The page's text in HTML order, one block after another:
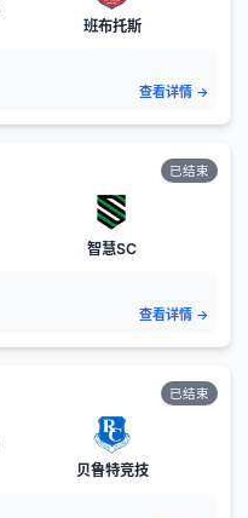
班布托斯
查看详情→
已结束
智慧SC
查看详情→
已结束
贝鲁特竞技